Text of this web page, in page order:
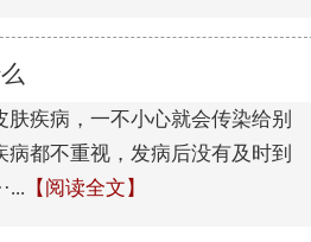
疾病，一不小心就会传染给别
病都不重视，发病后没有及时到
【阅读全文】